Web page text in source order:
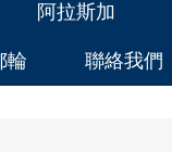
阿拉斯加
輪 聯絡我們